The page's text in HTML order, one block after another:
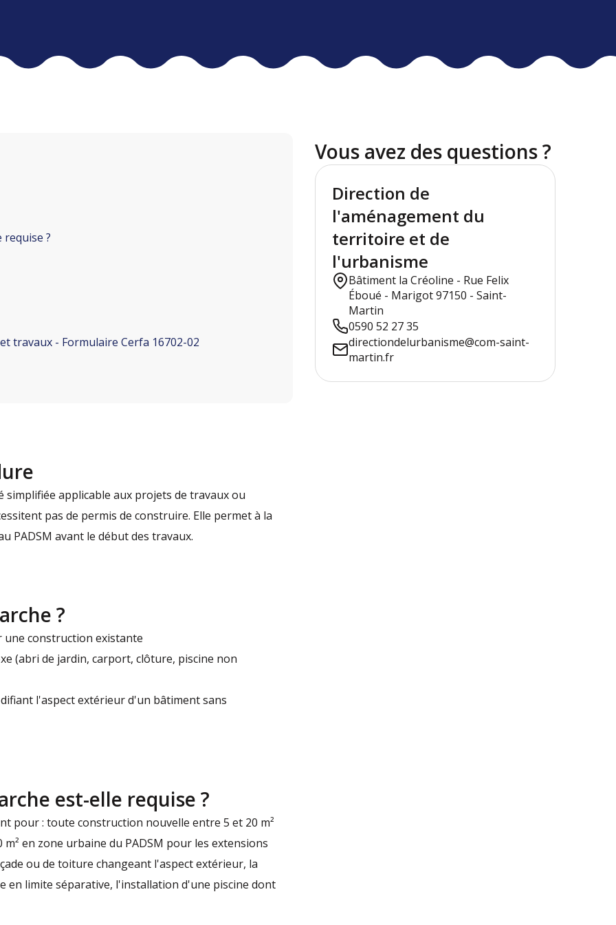
requise ?
travaux - Formulaire Cerfa 16702-02
applicable aux projets de travaux ou
pas de permis de construire. Elle permet à la
PADSM avant le début des travaux.
?
construction existante
de jardin, carport, clôture, piscine non
l'aspect extérieur d'un bâtiment sans
est-elle requise ?
pour : toute construction nouvelle entre 5 et 20 m²
en zone urbaine du PADSM pour les extensions
ou de toiture changeant l'aspect extérieur, la
en limite séparative, l'installation d'une piscine dont
Vous avez des questions ?
Direction de
l'aménagement du
territoire et de
l'urbanisme
Bâtiment la Créoline - Rue Felix
Éboué - Marigot 97150 - Saint-
Martin
0590 52 27 35
directiondelurbanisme@com-saint-
martin.fr